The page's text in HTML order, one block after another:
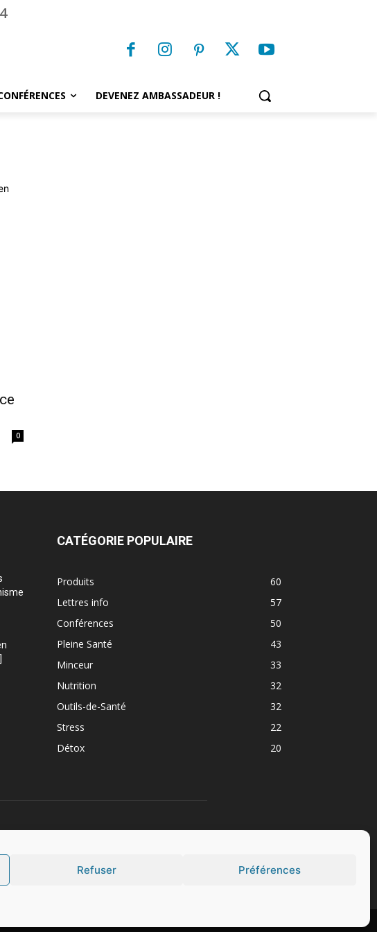
Refuser Préférences
DEVENEZ AMBASSADEUR !
0
CATÉGORIE POPULAIRE
Produits
60
Lettres info
57
Conférences
50
Pleine Santé
43
Minceur
33
Nutrition
32
Outils-de-Santé
32
Stress
22
Détox
20